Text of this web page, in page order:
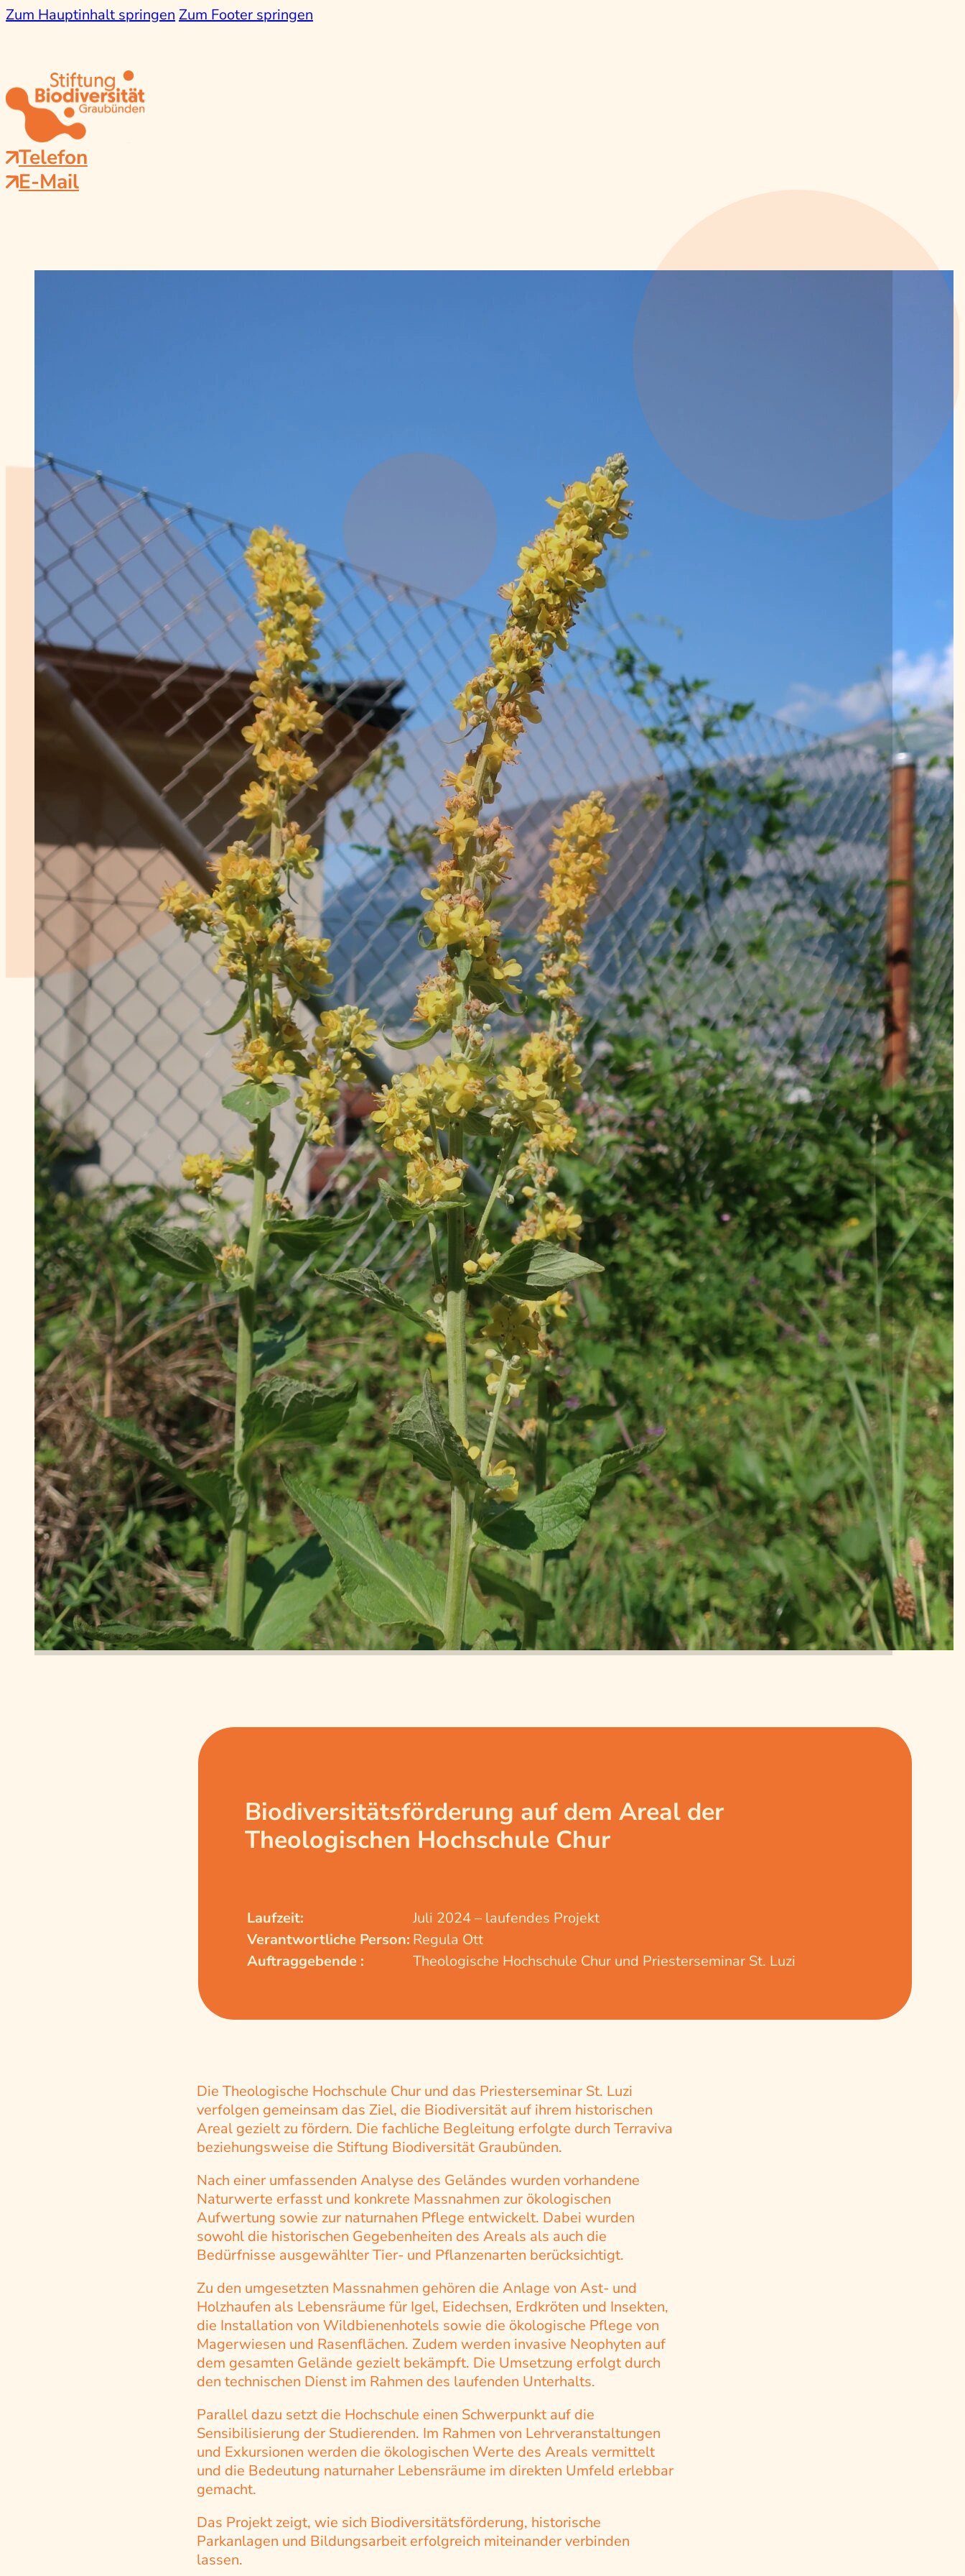
Zum Hauptinhalt springen Zum Footer springen
Telefon
E-Mail
Biodiversitätsförderung auf dem Areal der
Theologischen Hochschule Chur
Laufzeit:
Juli 2024 – laufendes Projekt
Verantwortliche Person: Regula Ott
Auftraggebende :
Theologische Hochschule Chur und Priesterseminar St. Luzi
Die Theologische Hochschule Chur und das Priesterseminar St. Luzi
verfolgen gemeinsam das Ziel, die Biodiversität auf ihrem historischen
Areal gezielt zu fördern. Die fachliche Begleitung erfolgte durch Terraviva
beziehungsweise die Stiftung Biodiversität Graubünden.
Nach einer umfassenden Analyse des Geländes wurden vorhandene
Naturwerte erfasst und konkrete Massnahmen zur ökologischen
Aufwertung sowie zur naturnahen Pflege entwickelt. Dabei wurden
sowohl die historischen Gegebenheiten des Areals als auch die
Bedürfnisse ausgewählter Tier- und Pflanzenarten berücksichtigt.
Zu den umgesetzten Massnahmen gehören die Anlage von Ast- und
Holzhaufen als Lebensräume für Igel, Eidechsen, Erdkröten und Insekten,
die Installation von Wildbienenhotels sowie die ökologische Pflege von
Magerwiesen und Rasenflächen. Zudem werden invasive Neophyten auf
dem gesamten Gelände gezielt bekämpft. Die Umsetzung erfolgt durch
den technischen Dienst im Rahmen des laufenden Unterhalts.
Parallel dazu setzt die Hochschule einen Schwerpunkt auf die
Sensibilisierung der Studierenden. Im Rahmen von Lehrveranstaltungen
und Exkursionen werden die ökologischen Werte des Areals vermittelt
und die Bedeutung naturnaher Lebensräume im direkten Umfeld erlebbar
gemacht.
Das Projekt zeigt, wie sich Biodiversitätsförderung, historische
Parkanlagen und Bildungsarbeit erfolgreich miteinander verbinden
lassen.